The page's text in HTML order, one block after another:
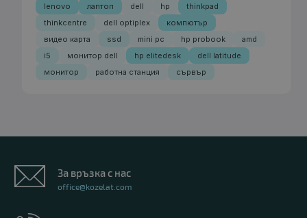
lenovo лаптоп dell hp
thinkpad
thinkcentre
dell optiplex
компютър
видео карта
ssd mini pc hp probook
amd
i5
монитор dell hp elitedesk
dell latitude
монитор
работна станция сървър
За връзка с нас
office@kozelat.com